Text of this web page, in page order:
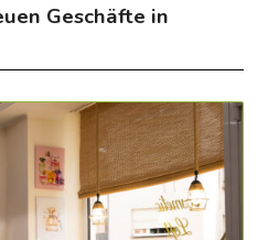
Geschäfte in